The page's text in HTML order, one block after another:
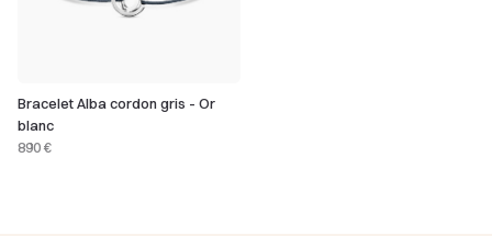
Bracelet Alba cordon gris - Or
blanc
890 €